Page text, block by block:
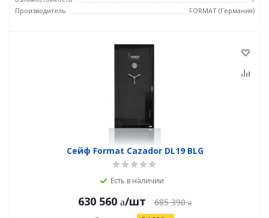
Производитель
FORMAT (Германия)
Сейф Format Cazador DL19 BLG
Есть в наличии
630 560 /шт 685 390